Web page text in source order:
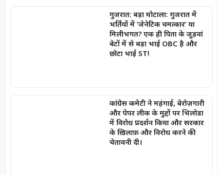
गुजरात: बड़ा घोटाला: गुजरात में
भर्तियों में ‘जेनेटिक चमत्कार’ या
मिलीभगत? एक ही पिता के जुड़वां
बेटों में से बड़ा भाई OBC है और
छोटा भाई ST!
कांग्रेस कमेटी ने महंगाई, बेरोज़गारी
और पेपर लीक के मुद्दों पर भिलोडा
में विरोध प्रदर्शन किया और सरकार
के ख़िलाफ़ और विरोध करने की
चेतावनी दी।